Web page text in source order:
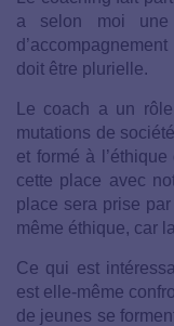
a selon moi
doit être plurielle.
Le coach a un
mutations de
et formé à
cette place avec
place sera prise par
même éthique, car
Ce qui est
est elle-même
de jeunes se